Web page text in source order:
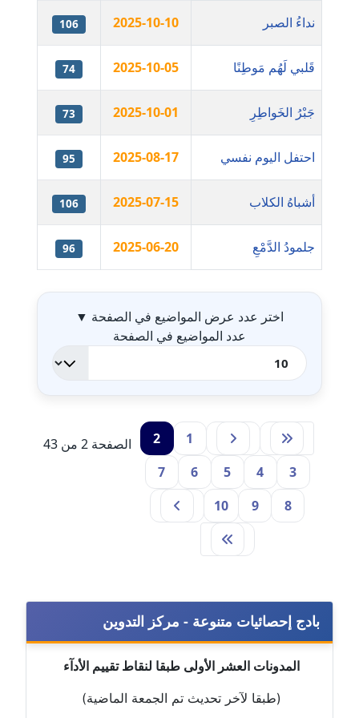
مدونة اشرف الكرم
عاملة
مدونة اشرف النجار
عاملة
عاملة
مدونة آمال صالح
عاملة
مدونة أماني بالحاج
مدونة أماني عبد السلام
عاملة
مدونة أماني عز الدين
مدونة أمل الجزائرية
متوفي
مدونة أمل الخولي
عاملة
مدونة أمل درويش
مدونة أمل زيادة
عاملة
نداءُ الصبر 2025-10-10
106
قَلبي لَهُم مَوطِنًا 2025-10-05
74
جَبْرُ الخَواطِرِ 2025-10-01
73
احتفل اليوم نفسي 2025-08-17
95
أشباهُ الكلاب 2025-07-15
106
جلمودُ الدَّمْعِ 2025-06-20
96
اختر عدد عرض المواضيع في الصفحة ▼
عدد المواضيع في الصفحة
الصفحة 2 من 43 1
2
3
4
5
6
7
8
9
10
بادج إحصائيات متنوعة - مركز التدوين
المدونات العشر الأولى طبقا لنقاط تقييم الأدآء
(طبقا لآخر تحديث تم الجمعة الماضية)